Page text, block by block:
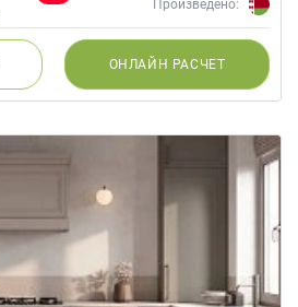
Произведено:
ОНЛАЙН РАСЧЕТ